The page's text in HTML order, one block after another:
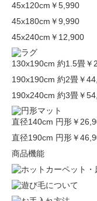
45x120cm ￥5,990
45x180cm ￥9,990
45x240cm ￥12,900
130x190cm 約1.5畳￥
190x190cm 約2畳￥
190x240cm 約3畳￥
直径140cm 円形￥
直径190cm 円形￥
商品機能